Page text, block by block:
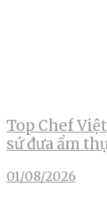
Top Chef
sứ đưa ẩm
01/08/2026